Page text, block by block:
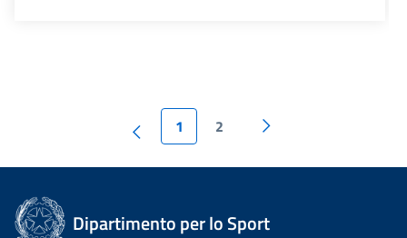
1 2
Dipartimento per lo Sport